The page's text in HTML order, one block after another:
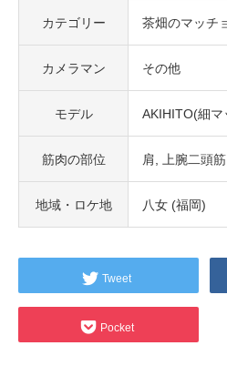
カテゴリー 茶畑のマッチ
カメラマン その他
モデル AKIHITO(細マ
筋肉の部位 肩 上腕二頭筋
地域・ロケ地 八女 (福岡)
Tweet
Pocket